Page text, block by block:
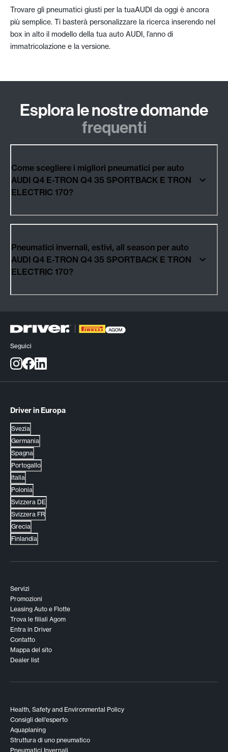
Trovare gli pneumatici giusti per la tuaAUDI da oggi è ancora
più semplice. Ti basterà personalizzare la ricerca inserendo nel
box in alto il modello della tua auto AUDI, l’anno di
immatricolazione e la versione.
Esplora le nostre domande
frequenti
Come scegliere i migliori pneumatici per auto
AUDI Q4 E-TRON Q4 35 SPORTBACK E TRON
ELECTRIC 170?
Pneumatici invernali, estivi, all season per auto
AUDI Q4 E-TRON Q4 35 SPORTBACK E TRON
ELECTRIC 170?
Seguici
Driver in Europa
Svezia
Germania
Spagna
Portogallo
Italia
Polonia
Svizzera DE
Svizzera FR
Grecia
Finlandia
Servizi
Promozioni
Leasing Auto e Flotte
Trova le filiali Agom
Entra in Driver
Contatto
Mappa del sito
Dealer list
Health, Safety and Environmental Policy
Consigli dell'esperto
Aquaplaning
Struttura di uno pneumatico
Pneumatici Invernali